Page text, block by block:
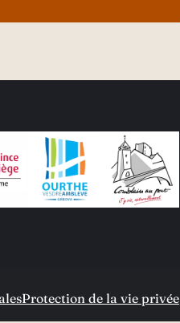
Protection de la vie privée